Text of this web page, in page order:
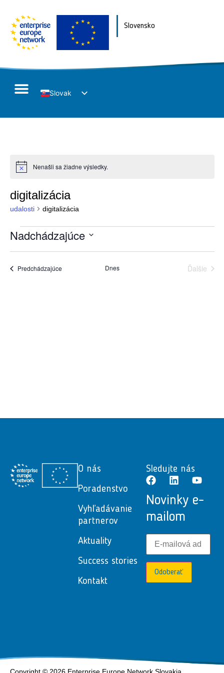
Slovensko
Slovak
Notice Nenašli sa žiadne výsledky.
digitalizácia
udalosti digitalizácia
Navigácia
zobrazení
Navigácie
Zobrazení
Nadchádzajúce
dátum.
Predchádzajúceudalosti Dnes
O nás
Poradenstvo
Vyhľadávanie
partnerov
Aktuality
Success stories
Kontakt
Sledujte nás
Novinky e-
mailom
Odoberať
Copyright © 2026 Enterprise Europe Network Slovakia